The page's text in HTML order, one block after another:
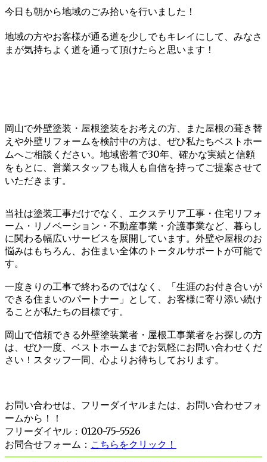
今日も朝から地域のごみ拾いを行いました！
地域の方やお客様が通る道を少しでもキレイにして、みなさ
まが気持ちよく道を通って頂けたらと思います！
岡山で外壁塗装・屋根塗装をお考えの方、また屋根の葺き替
えや外壁リフォームを検討中の方は、ぜひ私たちベストホー
ムへご相談ください。地域密着で30年、確かな実績と信頼
をもとに、営業スタッフも職人も自信を持ってご提案させて
いただきます。
当社は塗装工事だけでなく、エクステリア工事・住宅リフォ
ーム・リノベーション・不動産事業・介護事業など、暮らし
に関わる幅広いサービスを展開しています。外壁や屋根のお
悩みはもちろん、お住まい全体のトータルサポートが可能で
す。
一度きりの工事で終わるのではなく、「生涯のお付き合いが
できる住まいのパートナー」として、お客様に寄り添い続け
ることが私たちの目標です。
岡山で信頼できる外壁塗装業者・屋根工事業者をお探しの方
は、ぜひ一度、ベストホームまでお気軽にお問い合わせくだ
さい！スタッフ一同、心よりお待ちしております。
お問い合わせは、フリーダイヤルまたは、お問い合わせフォ
ームから！！
フリーダイヤル：0120-75-5526
お問合せフォーム： こちらをクリック！